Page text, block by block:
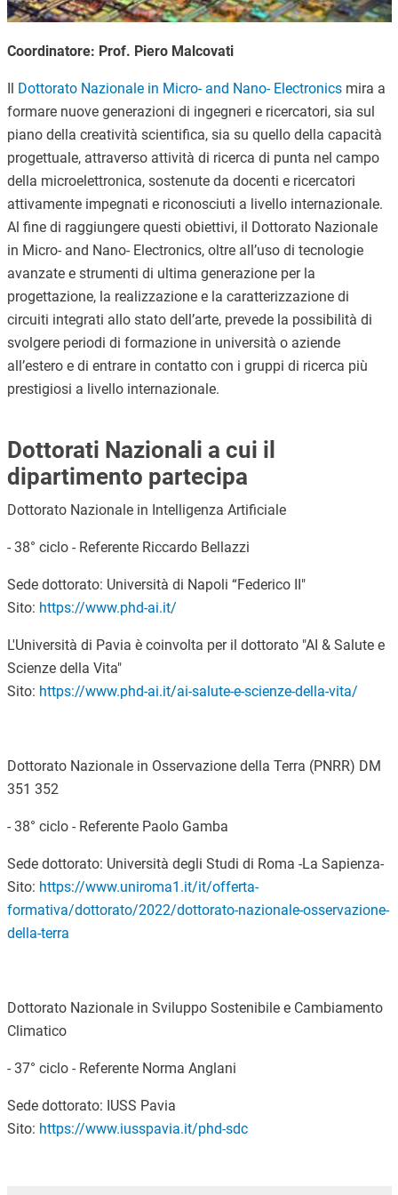
Coordinatore: Prof. Piero Malcovati
Il Dottorato Nazionale in Micro- and Nano- Electronicsmira a
formare nuove generazioni di ingegneri e ricercatori, sia sul
piano della creatività scientifica, sia su quello della capacità
progettuale, attraverso attività di ricerca di punta nel campo
della microelettronica, sostenute da docenti e ricercatori
attivamente impegnati e riconosciuti a livello internazionale.
Al fine di raggiungere questi obiettivi, il Dottorato Nazionale
in Micro- and Nano- Electronics, oltre all’uso di tecnologie
avanzate e strumenti di ultima generazione per la
progettazione, la realizzazione e la caratterizzazione di
circuiti integrati allo stato dell’arte, prevede la possibilità di
svolgere periodi di formazione in università o aziende
all’estero e di entrare in contatto con i gruppi di ricerca più
prestigiosi a livello internazionale.
Dottorati Nazionali a cui il
dipartimento partecipa
Dottorato Nazionale in Intelligenza Artificiale
- 38° ciclo - Referente Riccardo Bellazzi
Sede dottorato: Università di Napoli “Federico II"
Sito: https://www.phd-ai.it/
L'Università di Pavia è coinvolta per il dottorato "AI & Salute e
Scienze della Vita"
Sito: https://www.phd-ai.it/ai-salute-e-scienze-della-vita/
Dottorato Nazionale in Osservazione della Terra (PNRR) DM
351 352
- 38° ciclo - Referente Paolo Gamba
Sede dottorato: Università degli Studi di Roma -La Sapienza-
Sito: https://www.uniroma1.it/it/offerta-
formativa/dottorato/2022/dottorato-nazionale-osservazione-
della-terra
Dottorato Nazionale in Sviluppo Sostenibile e Cambiamento
Climatico
- 37° ciclo - Referente Norma Anglani
Sede dottorato: IUSS Pavia
Sito: https://www.iusspavia.it/phd-sdc